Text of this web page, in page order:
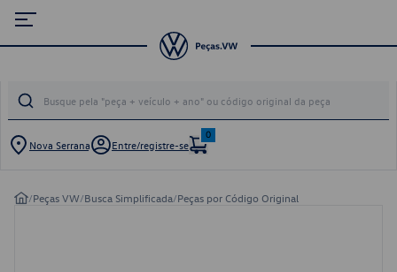
Nova Serrana Entre/registre-se
0
/Peças VW/Busca Simplificada/Peças por Código Original